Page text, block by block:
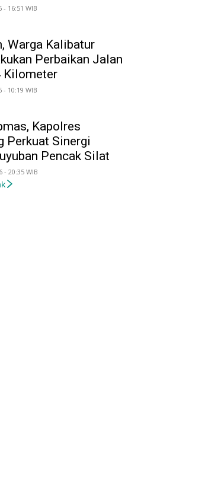
- 16:51 WIB
Warga Kalibatur
Perbaikan Jalan
Kilometer
- 10:19 WIB
Kapolres
Perkuat Sinergi
Pencak Silat
- 20:35 WIB